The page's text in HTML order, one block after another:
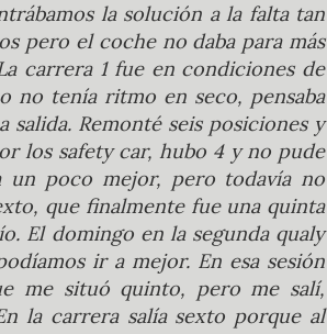
la solución a la falta tan
pero el coche no daba para más
carrera 1 fue en condiciones de
no tenía ritmo en seco, pensaba
Remonté seis posiciones y
los safety car, hubo 4 y no pude
un poco mejor, pero todavía no
que finalmente fue una quinta
El domingo en la segunda qualy
ir a mejor. En esa sesión
me situó quinto, pero me salí,
la carrera salía sexto porque al